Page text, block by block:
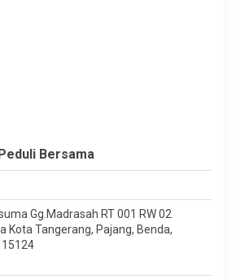
Bersama
Gg.Madrasah RT 001 RW 02
Kota Tangerang, Pajang, Benda,
15124